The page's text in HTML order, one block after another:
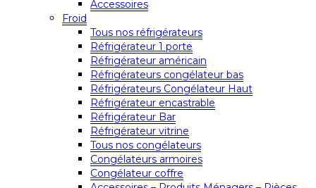
Accessoires
Froid
Tous nos réfrigérateurs
Réfrigérateur 1 porte
Réfrigérateur américain
Réfrigérateurs congélateur bas
Réfrigérateurs Congélateur Haut
Réfrigérateur encastrable
Réfrigérateur Bar
Réfrigérateur vitrine
Tous nos congélateurs
Congélateurs armoires
Congélateur coffre